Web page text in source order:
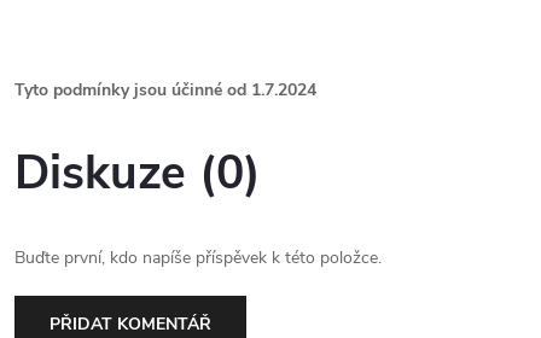
Tyto podmínky jsou účinné od 1.7.2024
Diskuze (0)
Buďte první, kdo napíše příspěvek k této položce.
PŘIDAT KOMENTÁŘ